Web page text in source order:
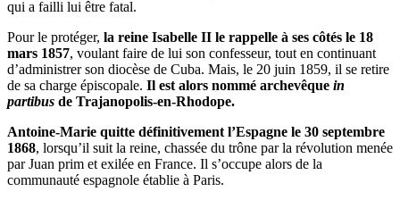
qui a failli lui être fatal.
Pour le protéger, la reine Isabelle II le rappelle à ses côtés le 18
mars 1857, voulant faire de lui son confesseur, tout en continuant
d’administrer son diocèse de Cuba. Mais, le 20 juin 1859, il se retire
de sa charge épiscopale. Il est alors nommé archevêque in
partibus de Trajanopolis-en-Rhodope.
Antoine-Marie quitte définitivement l’Espagne le 30 septembre
1868, lorsqu’il suit la reine, chassée du trône par la révolution menée
par Juan prim et exilée en France. Il s’occupe alors de la
communauté espagnole établie à Paris.